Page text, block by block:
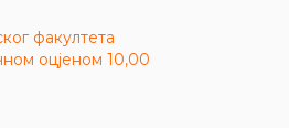
факултета
оцјеном 10,00